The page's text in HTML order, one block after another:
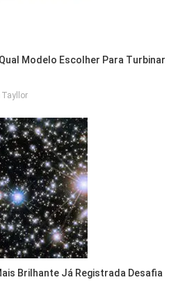
Modelo Escolher Para Turbinar
Brilhante Já Registrada Desafia